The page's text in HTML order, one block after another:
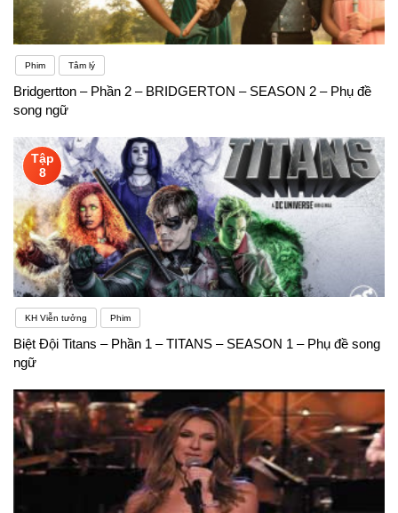
Phim Tâm lý
Bridgertton – Phần 2 – BRIDGERTON – SEASON 2 – Phụ đề
song ngữ
Tập
8
KH Viễn tưởng Phim
Biệt Đội Titans – Phần 1 – TITANS – SEASON 1 – Phụ đề song
ngữ